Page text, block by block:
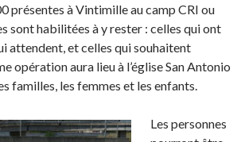
présentes à Vintimille au camp CRI ou
sont habilitées à y rester : celles qui ont
attendent, et celles qui souhaitent
opération aura lieu à l’église San Antonio
familles, les femmes et les enfants.
Les personnes